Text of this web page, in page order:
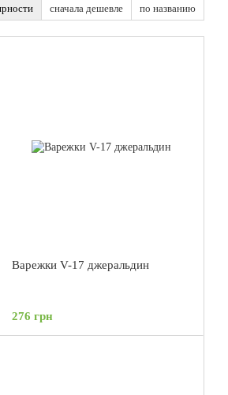
сначала дешевле по названию
Варежки V-17 джеральдин
276 грн